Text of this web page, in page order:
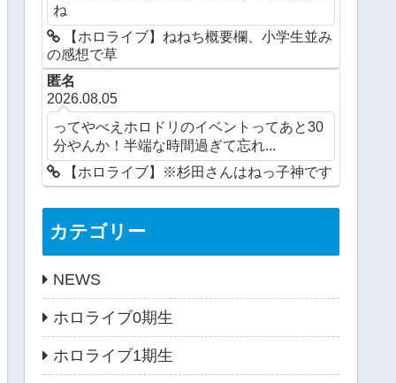
ね
【ホロライブ】ねねち概要欄、小学生並み
の感想で草
匿名
2026.08.05
ってやべえホロドリのイベントってあと30
分やんか！半端な時間過ぎて忘れ...
【ホロライブ】※杉田さんはねっ子神です
カテゴリー
NEWS
ホロライブ0期生
ホロライブ1期生